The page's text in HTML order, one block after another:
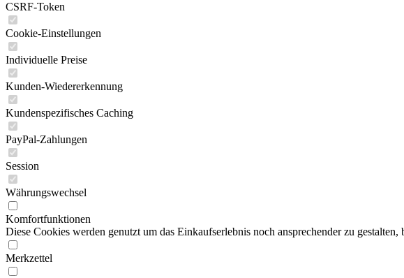
CSRF-Token
Cookie-Einstellungen
Individuelle Preise
Kunden-Wiedererkennung
Kundenspezifisches Caching
PayPal-Zahlungen
Session
Währungswechsel
Komfortfunktionen
Diese Cookies werden genutzt um das Einkaufserlebnis noch ansprechender zu
Merkzettel